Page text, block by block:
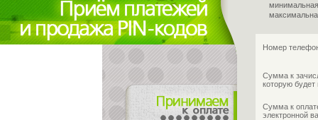
Номер
Сумма к
которую будет
Сумма к
электронной